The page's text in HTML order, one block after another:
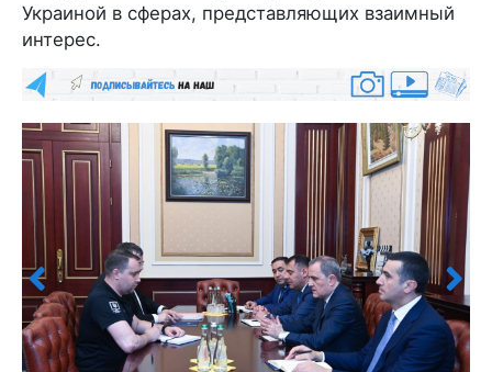
Украиной в сферах, представляющих взаимный
интерес.